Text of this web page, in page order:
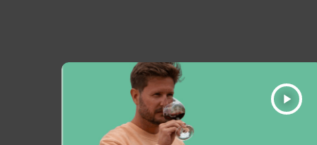
play_arrow